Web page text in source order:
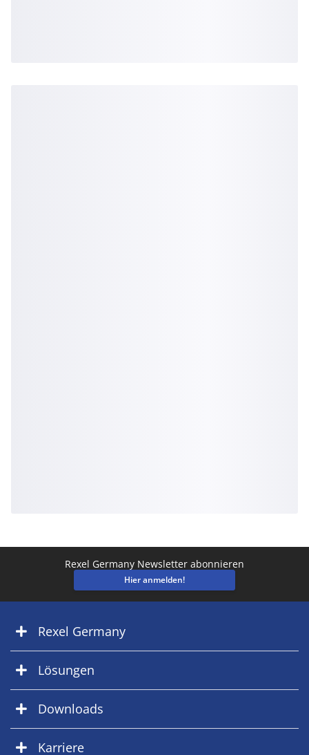
Rexel Germany Newsletter abonnieren
Hier anmelden!
Rexel Germany
Lösungen
Downloads
Karriere